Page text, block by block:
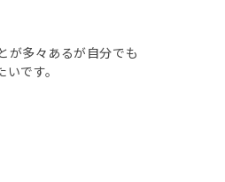
が多々あるが自分でも
です。